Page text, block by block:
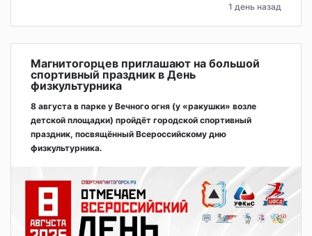
1 день назад
Магнитогорцев приглашают на большой
спортивный праздник в День
физкультурника
8 августа в парке у Вечного огня (у «ракушки» возле
детской площадки) пройдёт городской спортивный
праздник, посвящённый Всероссийскому дню
физкультурника.